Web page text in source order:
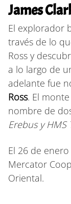
James
El explorador
través de lo
Ross y
a lo largo de
adelante fue
Ross. El
nombre de
Erebus y HMS
El 26 de
Mercator
Oriental.